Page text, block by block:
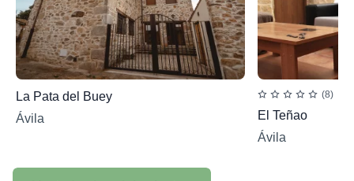
La Pata del Buey
Ávila
(8)
El Teñao
Ávila